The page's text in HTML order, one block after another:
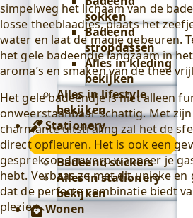
sokken
Badeend
stropdassen
Alles in kleding
bekijken
Alles in lifestyle
bekijken
Stationery
Stationery
submenu
Badeend stickers
Alles in stationery
bekijken
Wonen
simpelweg het lichaam van de
losse theeblaadjes, plaats het
water en laat de magie gebeuren.
het gele badeendje langzaam in
aroma’s en smaken van de thee
Het gele badeendje is niet alleen
onweerstaanbaar schattig. Met
charmante uitstraling zal het de
direct opfleuren. Het is ook een
gespreksonderwerp wanneer je
hebt. Verbaas ze met dit unieke
dat de perfecte combinatie biedt
plezier.